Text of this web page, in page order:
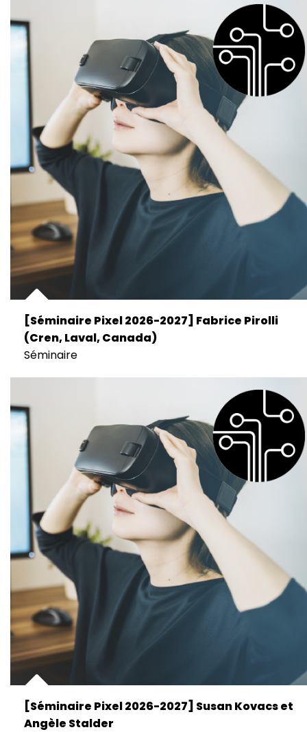
[Séminaire Pixel 2026-2027] Fabrice Pirolli
(Cren, Laval, Canada)
Séminaire
[Séminaire Pixel 2026-2027] Susan Kovacs et
Angèle Stalder